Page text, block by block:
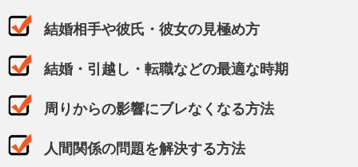
結婚相手や彼氏・彼女の見極め方
結婚・引越し・転職などの最適な時期
周りからの影響にブレなくなる方法
人間関係の問題を解決する方法